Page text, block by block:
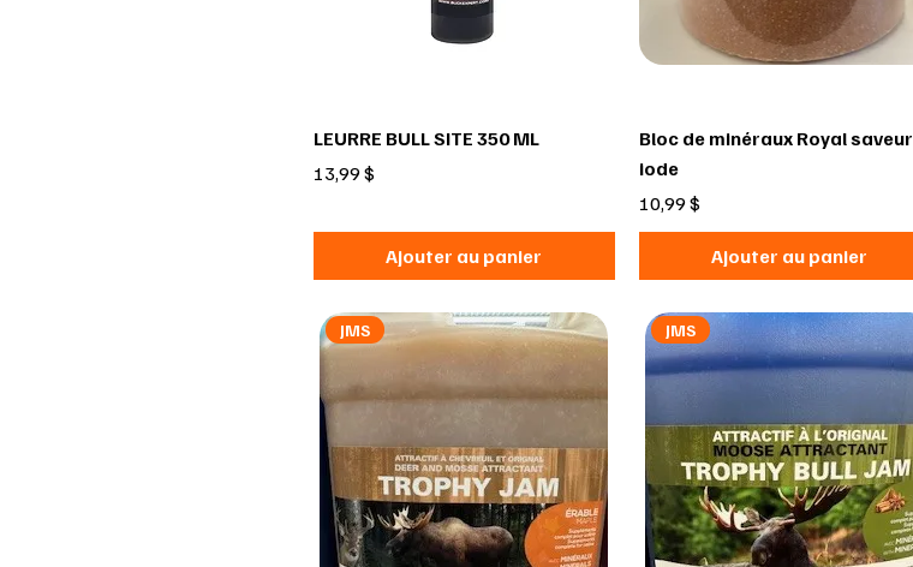
LEURRE BULL SITE 350 ML
Prix
13,99 $
Ajouter au panier
Bloc de minéraux Royal saveur
iode
Prix
10,99 $
Ajouter au panier
JMS JMS